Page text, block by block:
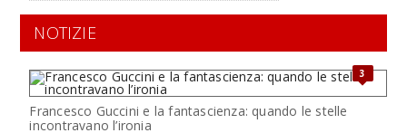
NOTIZIE
3
Francesco Guccini e la fantascienza: quando le stelle
incontravano l’ironia